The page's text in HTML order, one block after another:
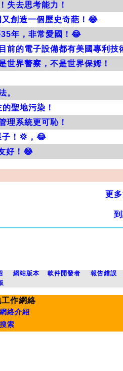
失去思考能力！
創造一個歷史奇葩！😂
年，非常愛國！😂
前的電子設備都有美國專利技
世界警察，不是世界保姆！
。
聖地污染！
理系統更可恥！
子！💢，😂
好！😂
更
網站版本 軟件開發者 報告錯誤
作網絡
絡介紹
索